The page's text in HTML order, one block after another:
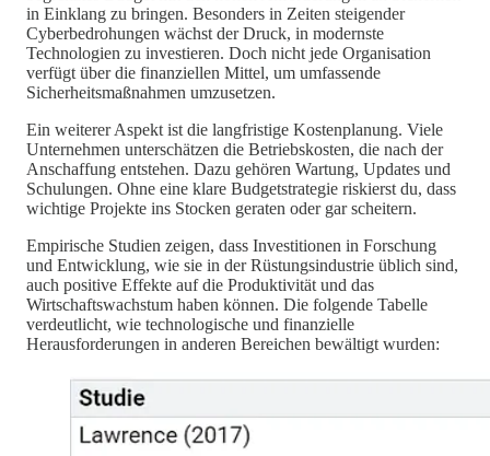
in Einklang zu bringen. Besonders in Zeiten steigender
Cyberbedrohungen wächst der Druck, in modernste
Technologien zu investieren. Doch nicht jede Organisation
verfügt über die finanziellen Mittel, um umfassende
Sicherheitsmaßnahmen umzusetzen.
Ein weiterer Aspekt ist die langfristige Kostenplanung. Viele
Unternehmen unterschätzen die Betriebskosten, die nach der
Anschaffung entstehen. Dazu gehören Wartung, Updates und
Schulungen. Ohne eine klare Budgetstrategie riskierst du, dass
wichtige Projekte ins Stocken geraten oder gar scheitern.
Empirische Studien zeigen, dass Investitionen in Forschung
und Entwicklung, wie sie in der Rüstungsindustrie üblich sind,
auch positive Effekte auf die Produktivität und das
Wirtschaftswachstum haben können. Die folgende Tabelle
verdeutlicht, wie technologische und finanzielle
Herausforderungen in anderen Bereichen bewältigt wurden: